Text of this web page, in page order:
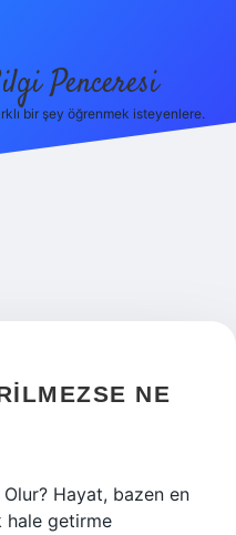
Penceresi
bir şey öğrenmek isteyenlere.
NE
Hayat, bazen en
hale getirme